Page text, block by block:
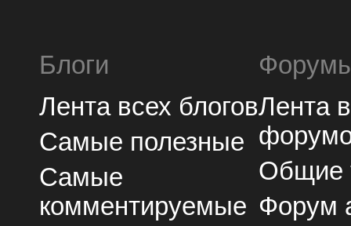
Блоги
Лента всех блогов
Самые полезные
Самые
комментируемые
Лента
Общие
Форум